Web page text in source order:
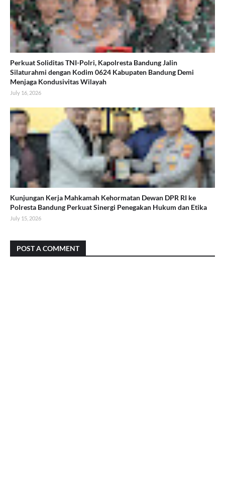
Perkuat Soliditas TNI-Polri, Kapolresta Bandung Jalin
Silaturahmi dengan Kodim 0624 Kabupaten Bandung Demi
Menjaga Kondusivitas Wilayah
July 16, 2026
Kunjungan Kerja Mahkamah Kehormatan Dewan DPR RI ke
Polresta Bandung Perkuat Sinergi Penegakan Hukum dan Etika
July 15, 2026
POST A COMMENT